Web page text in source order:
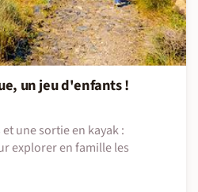
un jeu d'enfants !
une sortie en kayak :
explorer en famille les